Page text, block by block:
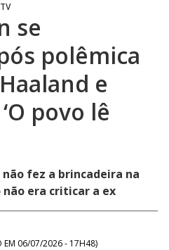
se
polêmica
e
povo lê
fez a brincadeira na
era criticar a ex
EM 06/07/2026 - 17H48)